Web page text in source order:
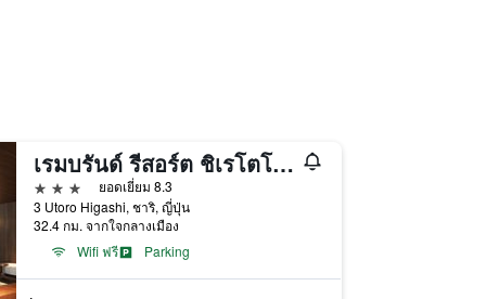
เรมบรันด์ รีสอร์ต ชิเรโตโกะ
3 ดาว
ยอดเยี่ยม 8.3
3 Utoro Higashi, ชาริ, ญี่ปุ่น
32.4 กม. จากใจกลางเมือง
Wifi ฟรี
Parking